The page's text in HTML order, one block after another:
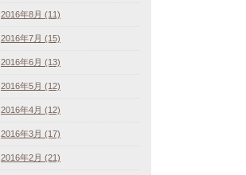
2016年8月 (11)
2016年7月 (15)
2016年6月 (13)
2016年5月 (12)
2016年4月 (12)
2016年3月 (17)
2016年2月 (21)